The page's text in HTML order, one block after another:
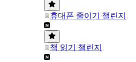
휴대폰 줄이기 챌린지
책 읽기 챌린지